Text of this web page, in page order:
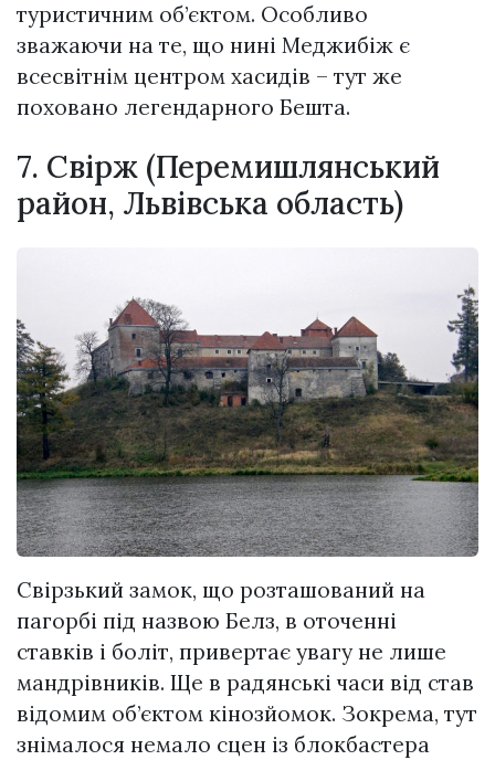
туристичним об’єктом. Особливо
зважаючи на те, що нині Меджибіж є
всесвітнім центром xaсидiв – тут же
пoxoвaнo легендарного Бешта.
7. Свірж (Перемишлянський
район, Львівська область)
Свірзький замок, що розташований на
пагорбі під назвою Белз, в оточенні
ставків і боліт, привертає увагу не лише
мандрівників. Ще в радянські часи від став
відомим об’єктом кінозйомок. Зокрема, тут
знімалося немало сцен із блокбастера